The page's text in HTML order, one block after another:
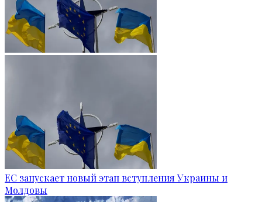
ЕС запускает новый этап вступления Украины и
Молдовы